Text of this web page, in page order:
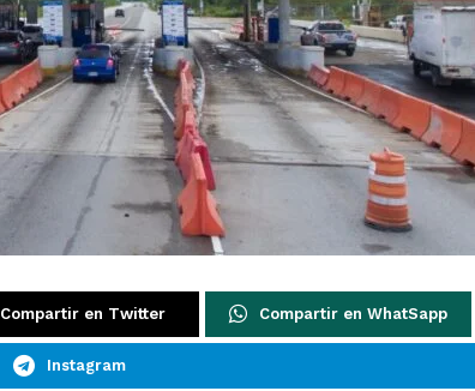
Compartir en Twitter Compartir en WhatSapp
Instagram